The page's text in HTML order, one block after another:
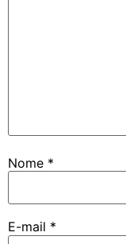
Nome *
E-mail *